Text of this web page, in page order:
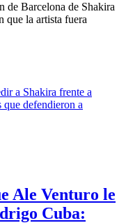
de Barcelona de Shakira
que la artista fuera
Ale Venturo le
Cuba: